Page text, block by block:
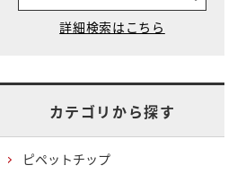
カテゴリから探す
ピペットチップ